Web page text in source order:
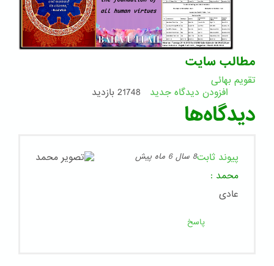
مطالب سایت
تقویم بهائی
افزودن دیدگاه جدید
21748 بازدید
دیدگاه‌ها
پیوند ثابت8 سال 6 ماه پیش
محمد :
عادی
پاسخ